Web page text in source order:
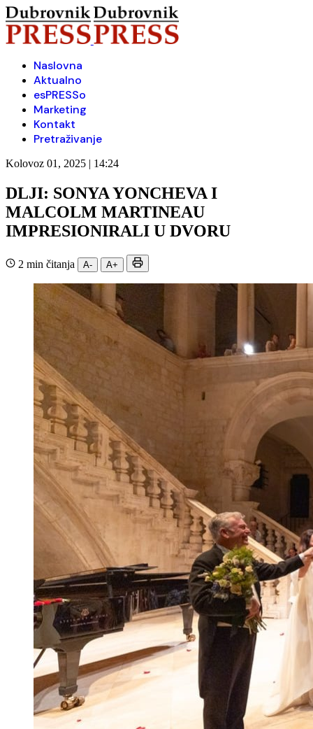
Naslovna
Aktualno
esPRESSo
Marketing
Kontakt
Pretraživanje
Kolovoz 01, 2025 | 14:24
DLJI: SONYA YONCHEVA I
MALCOLM MARTINEAU
IMPRESIONIRALI U DVORU
2 min čitanja A- A+